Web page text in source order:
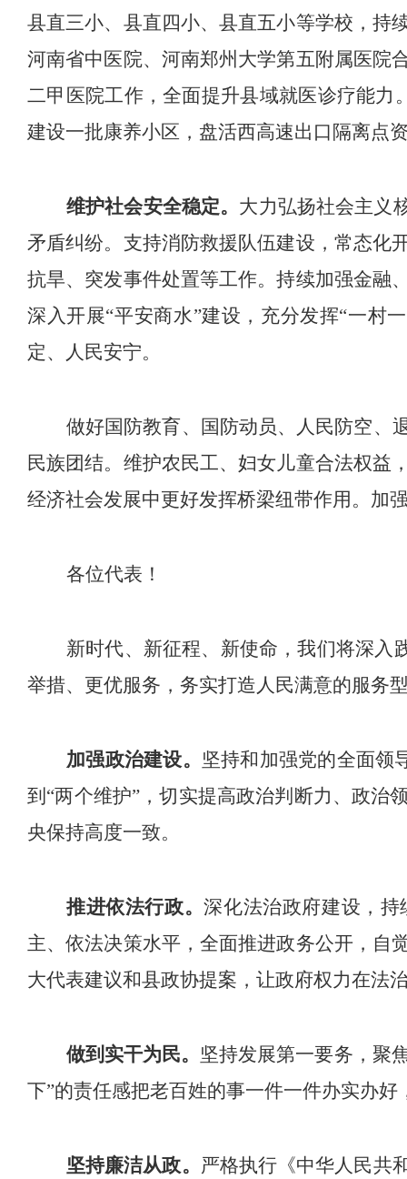
县直三小、县直四小、县直五小等学校 ，持
河南省中医院、 河南郑州大学第五附属医院
二甲医院工作，全面提升县域就医诊疗能力
建设一批康养小区，盘活西高速出口隔离点
维护社会安全稳定。 大力弘扬社会主义
矛盾纠纷。 支持消防救援队伍建设， 常态化
抗旱、突发事件处置等工作。持续加强金融
深入开展“平安商水”建设， 充分发挥“一村
定、人民安宁。
做好国防教育、国防动员、人民防空、
民族团结。维护农民工、妇女儿童合法权益
经济社会发展中更好发挥桥梁纽带作用。 加
各位代表！
新时代、新征程、新使命，我们将深入
举措、更优服务， 务实打造人民满意的服务
加强政治建设。 坚持和加强党的全面领
到 “两个维护” ，切实提高政治判断力、政治
央保持高度一致。
推进依法行政。深化法治政府建设，持
主、依法决策水平，全面推进政务公开，自
大代表建议和县政协提案，让政府权力在法
做到实干为民。 坚持发展第一要务，聚
下”的责任感把老百姓的事一件一件办实办好
坚持廉洁从政。 严格执行《中华人民共